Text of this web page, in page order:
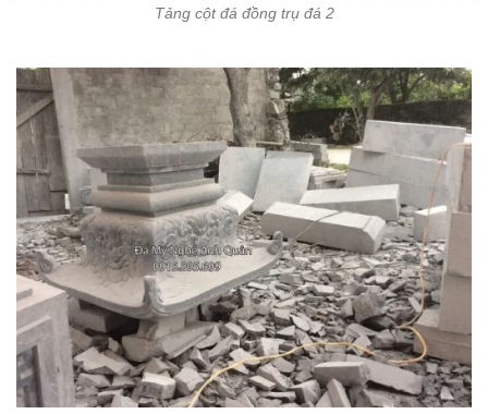
Tảng cột đá đồng trụ đá 2